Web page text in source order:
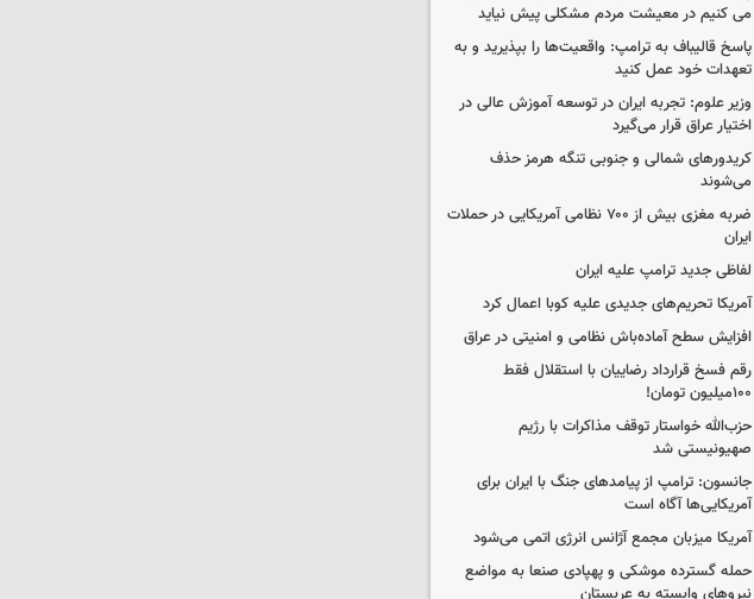
می کنیم در معیشت مردم مشکلی پیش نیاید
پاسخ قالیباف به ترامپ: واقعیت‌ها را بپذیرید و به
تعهدات خود عمل کنید
وزیر علوم: تجربه ایران در توسعه آموزش عالی در
اختیار عراق قرار می‌گیرد
کریدورهای شمالی و جنوبی تنگه هرمز حذف
می‌شوند
ضربه مغزی بیش از ۷۰۰ نظامی آمریکایی در حملات
ایران
لفاظی جدید ترامپ علیه ایران
آمریکا تحریم‌های جدیدی علیه کوبا اعمال کرد
افزایش سطح آماده‌باش نظامی و امنیتی در عراق
رقم فسخ قرارداد رضاییان با استقلال فقط
۱۰۰میلیون تومان!
حزب‌الله خواستار توقف مذاکرات با رژیم
صهیونیستی شد
جانسون: ترامپ از پیامدهای جنگ با ایران برای
آمریکایی‌ها آگاه است
آمریکا میزبان مجمع آژانس انرژی اتمی می‌شود
حمله گسترده موشکی و پهپادی صنعا به مواضع
نیروهای وابسته به عربستان